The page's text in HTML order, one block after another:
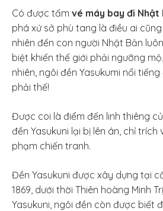
Có được tấm vé máy bay đi Nhật
phá xứ sở phù tang là điều ai
nhiên đến con người Nhật Bản
biệt khiến thế giới phải ngưỡng
nhiên, ngôi đền Yasukumi nổi
phải thế!
Được coi là điểm đến linh thiêng
đền Yasukuni lại bị lên án, chỉ trích
phạm chiến tranh.
Đền Yasukuni được xây dựng tại
1869, dưới thời Thiên hoàng Minh
Yasukuni, ngôi đền còn được biết